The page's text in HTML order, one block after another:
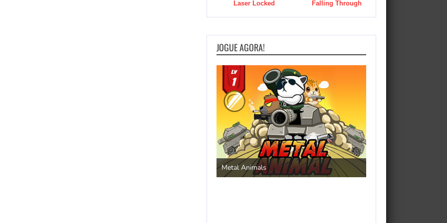
Laser Locked Falling Through
JOGUE AGORA!
Metal Animals